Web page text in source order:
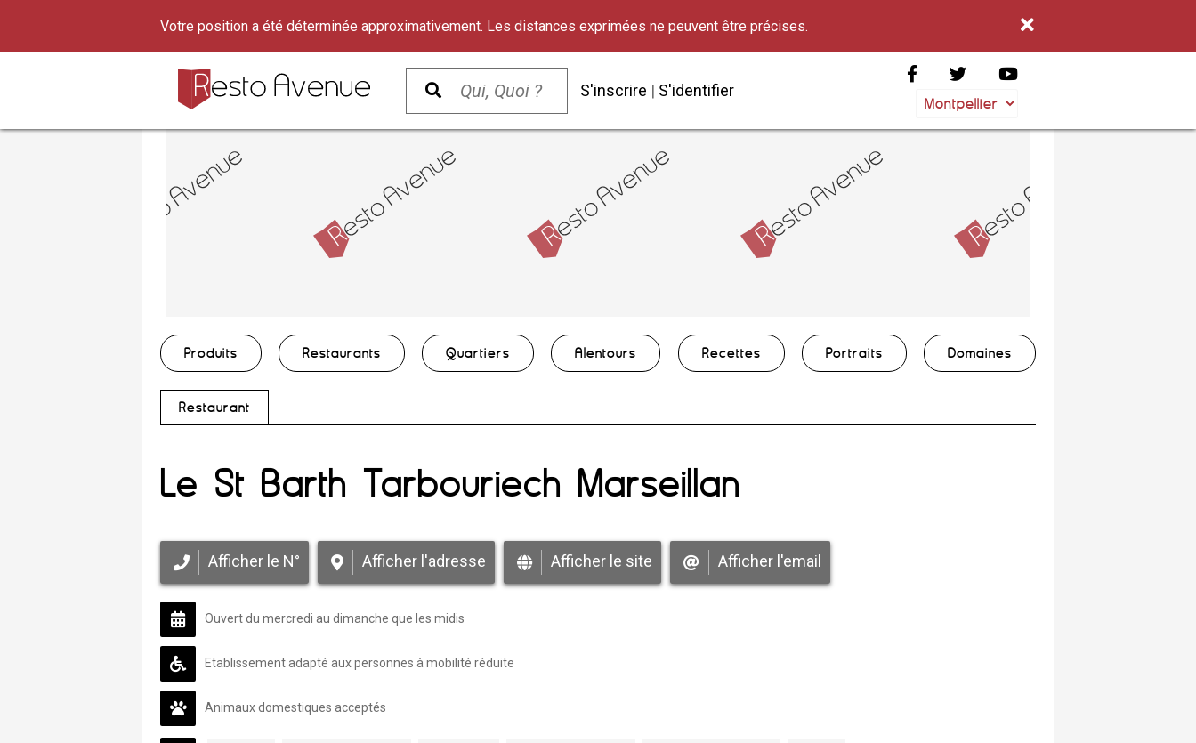
Votre position a été déterminée approximativement. Les distances exprimées ne peuvent être précises.
S'inscrire | S'identifier
Produits Restaurants Quartiers Alentours Recettes Portraits Domaines
Restaurant
Le St Barth Tarbouriech Marseillan
Afficher le N° Afficher l'adresse Afficher le site Afficher l'email
Ouvert du mercredi au dimanche que les midis
Etablissement adapté aux personnes à mobilité réduite
Animaux domestiques acceptés